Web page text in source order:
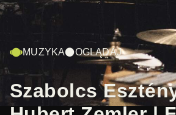
MUZYKA OGLĄDAJ
Szabolcs